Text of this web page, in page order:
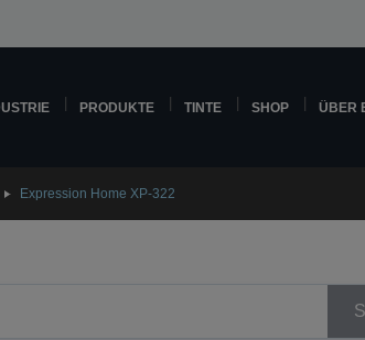
PRODUKTE TINTE SHOP ÜBER
Expression Home XP-322